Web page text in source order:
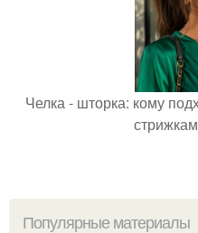
Челка - шторка: кому
Популярные материалы